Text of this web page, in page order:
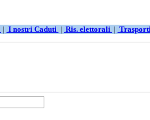
| I nostri Caduti | Ris. elettorali |